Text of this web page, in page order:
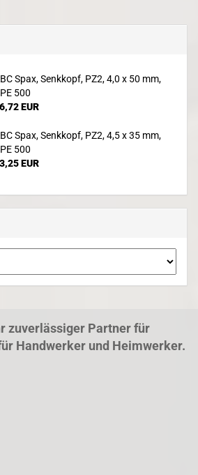
Spax, Senkkopf, PZ2, 4,0 x 50 mm,
500
EUR
Spax, Senkkopf, PZ2, 4,5 x 35 mm,
500
EUR
zuverlässiger Partner für
Handwerker und Heimwerker.